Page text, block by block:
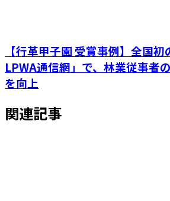
【行革甲子園 受賞事例】全国
LPWA通信網」で、林業従事者
を向上
関連記事